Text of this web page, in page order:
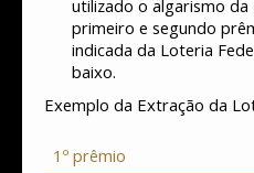
utilizado o algarismo da
primeiro e segundo
indicada da Loteria
baixo.
Exemplo da Extração da
1º prêmio